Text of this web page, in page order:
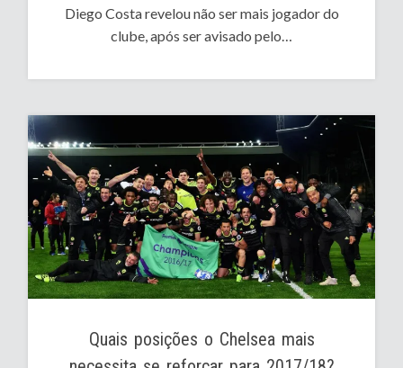
Diego Costa revelou não ser mais jogador do
clube, após ser avisado pelo…
Quais posições o Chelsea mais